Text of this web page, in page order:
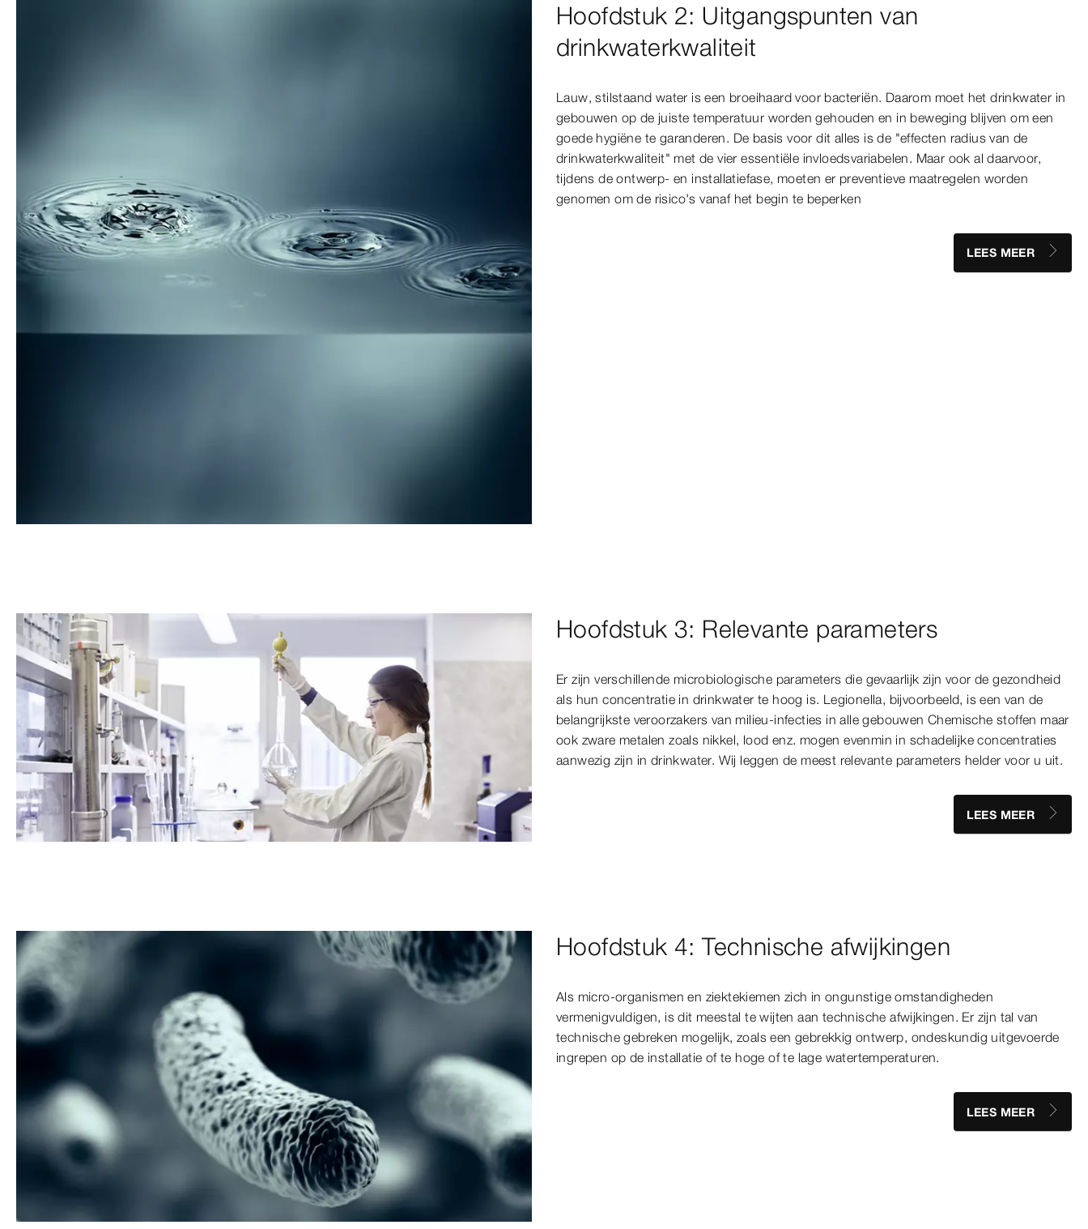
Hoofdstuk 2: Uitgangspunten van
drinkwaterkwaliteit
Lauw, stilstaand water is een broeihaard voor bacteriën. Daarom moet het drinkwater in
gebouwen op de juiste temperatuur worden gehouden en in beweging blijven om een
goede hygiëne te garanderen. De basis voor dit alles is de "effecten radius van de
drinkwaterkwaliteit" met de vier essentiële invloedsvariabelen. Maar ook al daarvoor,
tijdens de ontwerp- en installatiefase, moeten er preventieve maatregelen worden
genomen om de risico's vanaf het begin te beperken
LEES MEER
Hoofdstuk 3: Relevante parameters
Er zijn verschillende microbiologische parameters die gevaarlijk zijn voor de gezondheid
als hun concentratie in drinkwater te hoog is. Legionella, bijvoorbeeld, is een van de
belangrijkste veroorzakers van milieu-infecties in alle gebouwen Chemische stoffen maar
ook zware metalen zoals nikkel, lood enz. mogen evenmin in schadelijke concentraties
aanwezig zijn in drinkwater. Wij leggen de meest relevante parameters helder voor u uit.
LEES MEER
Hoofdstuk 4: Technische afwijkingen
Als micro-organismen en ziektekiemen zich in ongunstige omstandigheden
vermenigvuldigen, is dit meestal te wijten aan technische afwijkingen. Er zijn tal van
technische gebreken mogelijk, zoals een gebrekkig ontwerp, ondeskundig uitgevoerde
ingrepen op de installatie of te hoge of te lage watertemperaturen.
LEES MEER